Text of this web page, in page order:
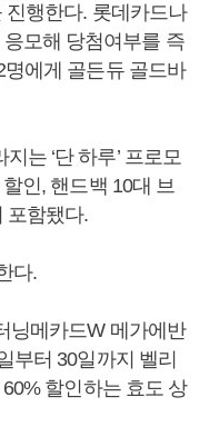
진행한다. 롯데카드나
모해 당첨여부를 즉
에게 골든듀 골드바
는 ‘단 하루’ 프로모
인, 핸드백 10대 브
포함됐다.
다.
닝메카드W 메가에반
부터 30일까지 벨리
할인하는 효도 상